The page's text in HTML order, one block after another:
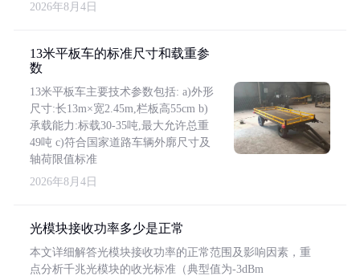
2026年8月4日
13米平板车的标准尺寸和载重参
数
13米平板车主要技术参数包括: a)外形
尺寸:长13m×宽2.45m,栏板高55cm b)
承载能力:标载30-35吨,最大允许总重
49吨 c)符合国家道路车辆外廓尺寸及
轴荷限值标准
2026年8月4日
光模块接收功率多少是正常
本文详细解答光模块接收功率的正常范围及影响因素，重
点分析千兆光模块的收光标准（典型值为-3dBm